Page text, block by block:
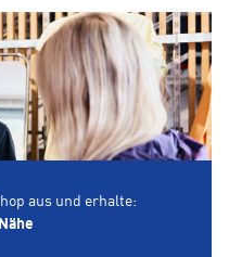
aus und erhalte: